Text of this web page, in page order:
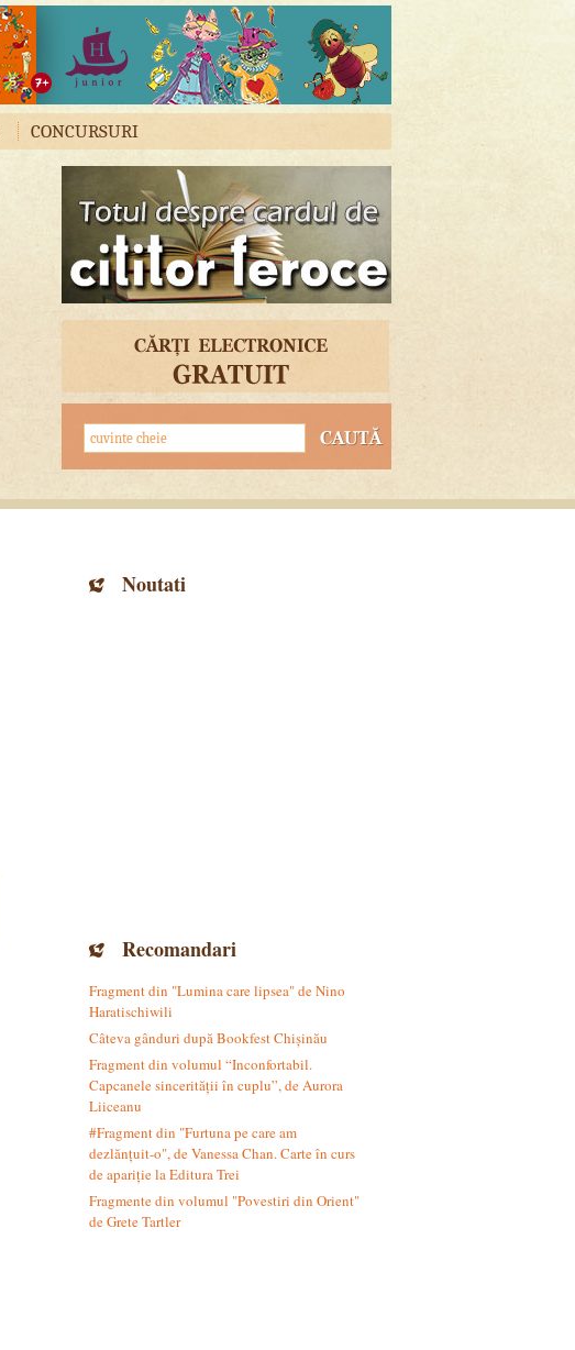
CONCURSURI
Noutati
Recomandari
Fragment din "Lumina care lipsea" de Nino
Haratischiwili
Câteva gânduri după Bookfest Chișinău
Fragment din volumul “Inconfortabil.
Capcanele sincerității în cuplu”, de Aurora
Liiceanu
#Fragment din "Furtuna pe care am
dezlănțuit-o", de Vanessa Chan. Carte în curs
de apariție la Editura Trei
Fragmente din volumul "Povestiri din Orient"
de Grete Tartler